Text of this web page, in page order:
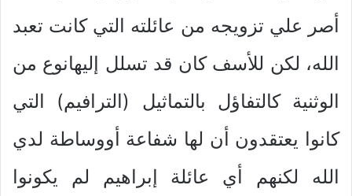
أصر علي تزويجه من عائلته التي كانت تعبد
الله، لكن للأسف كان قد تسلل إليهانوع من
الوثنية كالتفاؤل بالتماثيل (الترافيم) التي
كانوا يعتقدون أن لها شفاعة أووساطة لدي
الله لكنهم أي عائلة إبراهيم لم يكونوا